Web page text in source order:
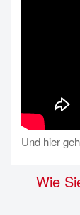
Und hier
Wie